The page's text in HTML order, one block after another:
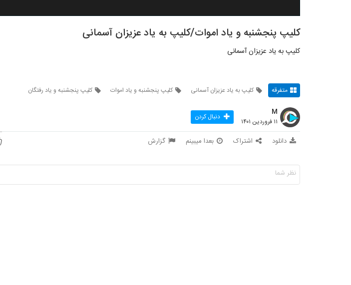
کلیپ پنجشنبه و یاد اموات/کلیپ به یاد عزیزان آسمانی
کلیپ به یاد عزیزان آسمانی
متفرقه کلیپ به یاد عزیزان آسمانی کلیپ پنجشنبه و یاد اموات کلیپ پنجشنبه و یاد رفتگان
M
۱۱ فروردین ۱۴۰۱ دنبال کردن
دانلود اشتراک بعدا میبینم گزارش